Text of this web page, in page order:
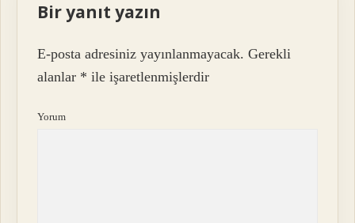
Bir yanıt yazın
E-posta adresiniz yayınlanmayacak. Gerekli
alanlar * ile işaretlenmişlerdir
Yorum